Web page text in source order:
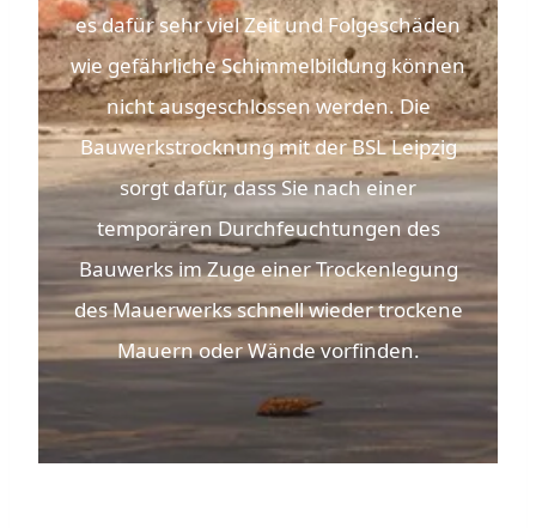
es dafür sehr viel Zeit und Folgeschäden
wie gefährliche Schimmelbildung können
nicht ausgeschlossen werden. Die
Bauwerkstrocknung mit der BSL Leipzig
sorgt dafür, dass Sie nach einer
temporären Durchfeuchtungen des
Bauwerks im Zuge einer Trockenlegung
des Mauerwerks schnell wieder trockene
Mauern oder Wände vorfinden.